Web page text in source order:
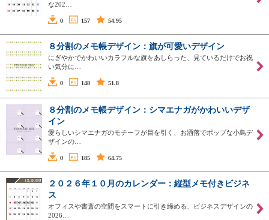
な202…
0 157 54.95
８分割のメモ帳デザイン：旗が可愛いデザイン
にぎやかでかわいいカラフルな旗をあしらった、見ているだけでお祝
い気分に…
0 148 51.8
８分割のメモ帳デザイン：シマエナガがかわいいデザ
イン
愛らしいシマエナガのモチーフが目を引く、お洒落でポップな小鳥デ
ザインの…
0 185 64.75
２０２６年１０月のカレンダー：縦型メモ付きビジネ
ス
オフィスや書斎の空間をスマートに引き締める、ビジネスデザインの
2026…